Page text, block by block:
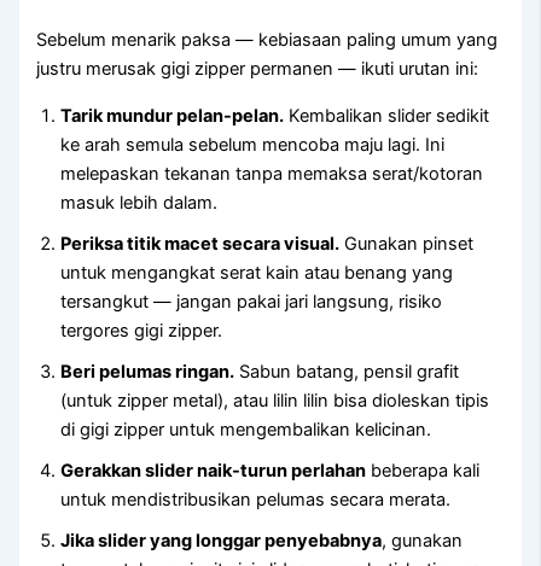
Sebelum menarik paksa — kebiasaan paling umum yang
justru merusak gigi zipper permanen — ikuti urutan ini:
Tarik mundur pelan-pelan. Kembalikan slider sedikit
ke arah semula sebelum mencoba maju lagi. Ini
melepaskan tekanan tanpa memaksa serat/kotoran
masuk lebih dalam.
Periksa titik macet secara visual. Gunakan pinset
untuk mengangkat serat kain atau benang yang
tersangkut — jangan pakai jari langsung, risiko
tergores gigi zipper.
Beri pelumas ringan. Sabun batang, pensil grafit
(untuk zipper metal), atau lilin lilin bisa dioleskan tipis
di gigi zipper untuk mengembalikan kelicinan.
Gerakkan slider naik-turun perlahan beberapa kali
untuk mendistribusikan pelumas secara merata.
Jika slider yang longgar penyebabnya, gunakan